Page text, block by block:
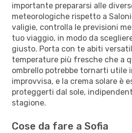
importante prepararsi alle
meteorologiche rispetto a
valigie, controlla le previsioni
tuo viaggio, in modo da
giusto. Porta con te abiti
temperature più fresche che a
ombrello potrebbe tornarti utile
improvvisa, e la crema solare è
proteggerti dal sole,
stagione.
Cose da fare a Sofia